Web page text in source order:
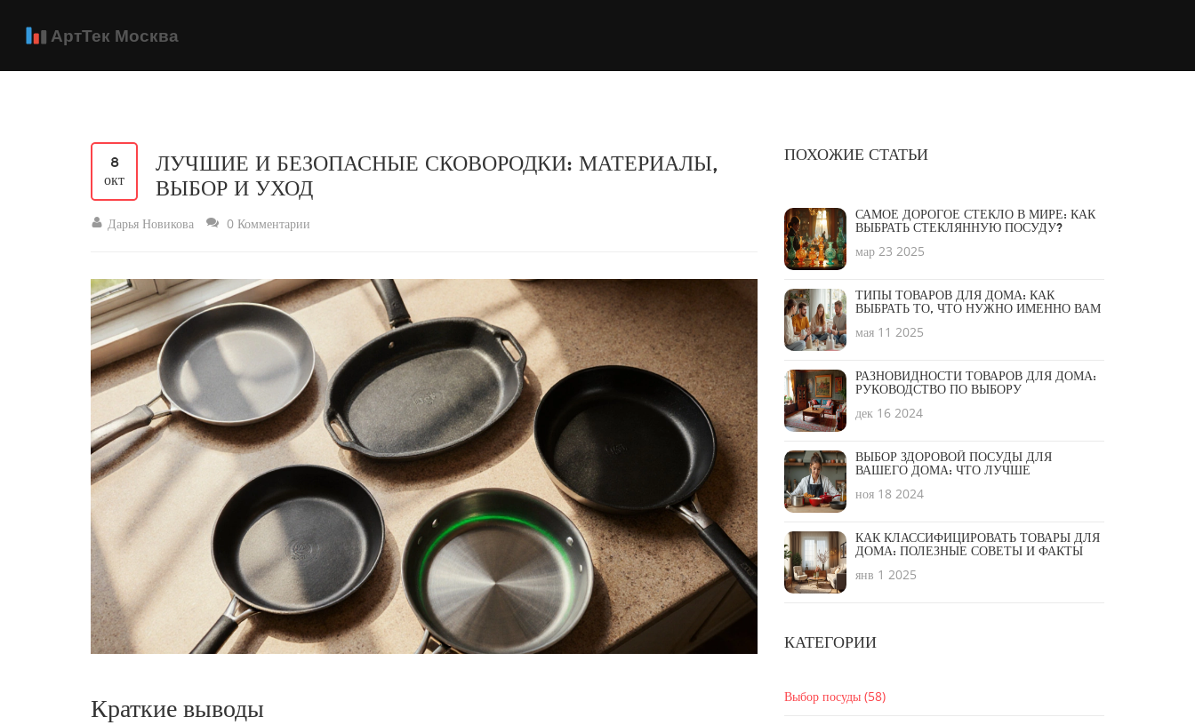
8
окт
ЛУЧШИЕ И БЕЗОПАСНЫЕ СКОВОРОДКИ: МАТЕРИАЛЫ,
ВЫБОР И УХОД
Дарья Новикова 0 Комментарии
Краткие выводы
ПОХОЖИЕ СТАТЬИ
САМОЕ ДОРОГОЕ СТЕКЛО В МИРЕ: КАК
ВЫБРАТЬ СТЕКЛЯННУЮ ПОСУДУ?
мар 23 2025
ТИПЫ ТОВАРОВ ДЛЯ ДОМА: КАК
ВЫБРАТЬ ТО, ЧТО НУЖНО ИМЕННО ВАМ
мая 11 2025
РАЗНОВИДНОСТИ ТОВАРОВ ДЛЯ ДОМА:
РУКОВОДСТВО ПО ВЫБОРУ
дек 16 2024
ВЫБОР ЗДОРОВОЙ ПОСУДЫ ДЛЯ
ВАШЕГО ДОМА: ЧТО ЛУЧШЕ
ноя 18 2024
КАК КЛАССИФИЦИРОВАТЬ ТОВАРЫ ДЛЯ
ДОМА: ПОЛЕЗНЫЕ СОВЕТЫ И ФАКТЫ
янв 1 2025
КАТЕГОРИИ
Выбор посуды (58)